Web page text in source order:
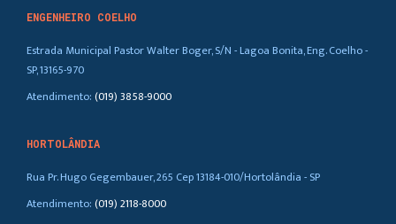
ENGENHEIRO COELHO
Estrada Municipal Pastor Walter Boger, S/N - Lagoa Bonita, Eng. Coelho -
SP, 13165-970
Atendimento:(019) 3858-9000
HORTOLÂNDIA
Rua Pr. Hugo Gegembauer, 265 Cep 13184-010/Hortolândia - SP
Atendimento:(019) 2118-8000